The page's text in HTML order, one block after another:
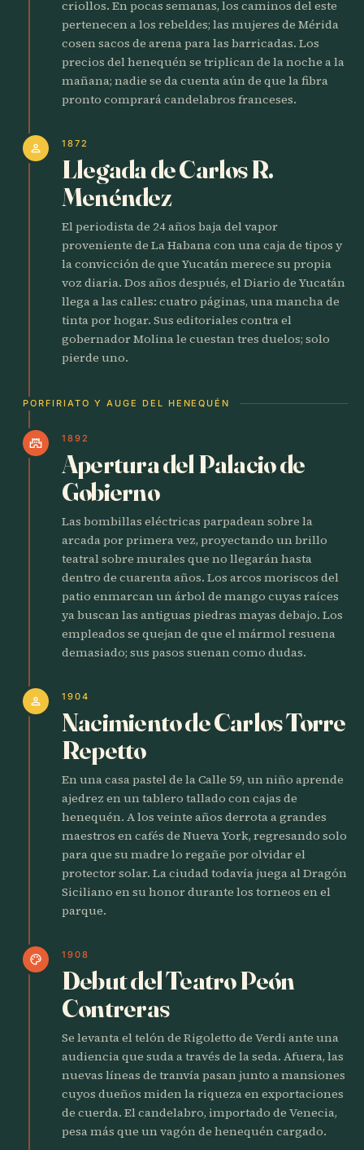
criollos. En pocas semanas, los caminos del este
pertenecen a los rebeldes; las mujeres de Mérida
cosen sacos de arena para las barricadas. Los
precios del henequén se triplican de la noche a la
mañana; nadie se da cuenta aún de que la fibra
pronto comprará candelabros franceses.
person 1872
Llegada de Carlos R.
Menéndez
El periodista de 24 años baja del vapor
proveniente de La Habana con una caja de tipos y
la convicción de que Yucatán merece su propia
voz diaria. Dos años después, el Diario de Yucatán
llega a las calles: cuatro páginas, una mancha de
tinta por hogar. Sus editoriales contra el
gobernador Molina le cuestan tres duelos; solo
pierde uno.
PORFIRIATO Y AUGE DEL HENEQUÉN
castle 1892
Apertura del Palacio de
Gobierno
Las bombillas eléctricas parpadean sobre la
arcada por primera vez, proyectando un brillo
teatral sobre murales que no llegarán hasta
dentro de cuarenta años. Los arcos moriscos del
patio enmarcan un árbol de mango cuyas raíces
ya buscan las antiguas piedras mayas debajo. Los
empleados se quejan de que el mármol resuena
demasiado; sus pasos suenan como dudas.
person 1904
Nacimiento de Carlos Torre
Repetto
En una casa pastel de la Calle 59, un niño aprende
ajedrez en un tablero tallado con cajas de
henequén. A los veinte años derrota a grandes
maestros en cafés de Nueva York, regresando solo
para que su madre lo regañe por olvidar el
protector solar. La ciudad todavía juega al Dragón
Siciliano en su honor durante los torneos en el
parque.
palette 1908
Debut del Teatro Peón
Contreras
Se levanta el telón de Rigoletto de Verdi ante una
audiencia que suda a través de la seda. Afuera, las
nuevas líneas de tranvía pasan junto a mansiones
cuyos dueños miden la riqueza en exportaciones
de cuerda. El candelabro, importado de Venecia,
pesa más que un vagón de henequén cargado.